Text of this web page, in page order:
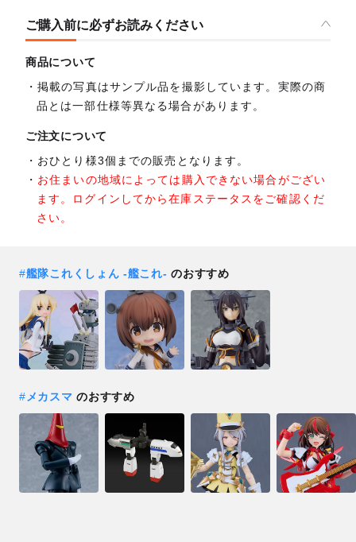
ご購入前に必ずお読みください
商品について
掲載の写真はサンプル品を撮影しています。実際の商
品とは一部仕様等異なる場合があります。
ご注文について
おひとり様3個までの販売となります。
お住まいの地域によっては購入できない場合がござい
ます。ログインしてから在庫ステータスをご確認くだ
さい。
#艦隊これくしょん ‐艦これ‐ のおすすめ
# メカスマ のおすすめ